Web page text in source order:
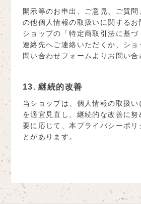
開示等のお申出、ご意見、ご質
の他個人情報の取扱いに関するお
ショップの「特定商取引法に基づ
連絡先へご連絡いただくか、ショ
問い合わせフォームよりお問い合
13. 継続的改善
当ショップは、個人情報の取扱
を適宜見直し、継続的な改善に
要に応じて、本プライバシーポリ
とがあります。